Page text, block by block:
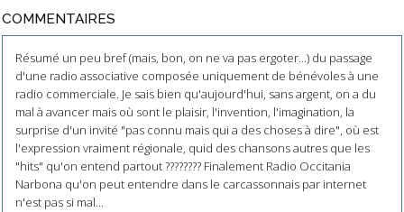
COMMENTAIRES
Résumé un peu bref (mais, bon, on ne va pas ergoter...) du passage
d'une radio associative composée uniquement de bénévoles à une
radio commerciale. Je sais bien qu'aujourd'hui, sans argent, on a du
mal à avancer mais où sont le plaisir, l'invention, l'imagination, la
surprise d'un invité "pas connu mais qui a des choses à dire", où est
l'expression vraiment régionale, quid des chansons autres que les
"hits" qu'on entend partout ???????? Finalement Radio Occitania
Narbona qu'on peut entendre dans le carcassonnais par internet
n'est pas si mal...